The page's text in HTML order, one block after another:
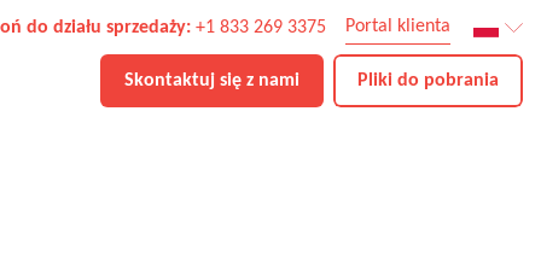
do działu sprzedaży: +1 833 269 3375 Portal klienta
Skontaktuj się z nami Pliki do pobrania